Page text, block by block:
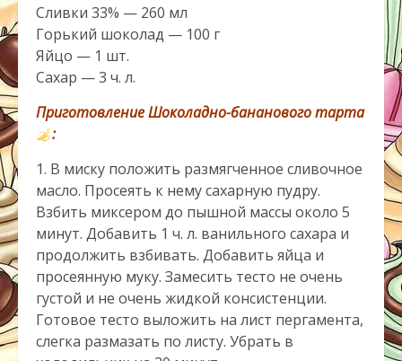
Сливки 33% — 260 мл
Горький шоколад — 100 г
Яйцо — 1 шт.
Сахар — 3 ч. л.
ПриготовлениеШоколадно-бананового тарта
:
1. В миску положить размягченное сливочное
масло. Просеять к нему сахарную пудру.
Взбить миксером до пышной массы около 5
минут. Добавить 1 ч. л. ванильного сахара и
продолжить взбивать. Добавить яйца и
просеянную муку. Замесить тесто не очень
густой и не очень жидкой консистенции.
Готовое тесто выложить на лист пергамента,
слегка размазать по листу. Убрать в